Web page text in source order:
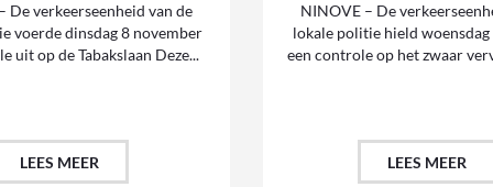
De verkeerseenheid van de
voerde dinsdag 8 november
uit op de Tabakslaan Deze...
LEES MEER
NINOVE – De
lokale politie hield
een controle op het zwaar
LEES MEER